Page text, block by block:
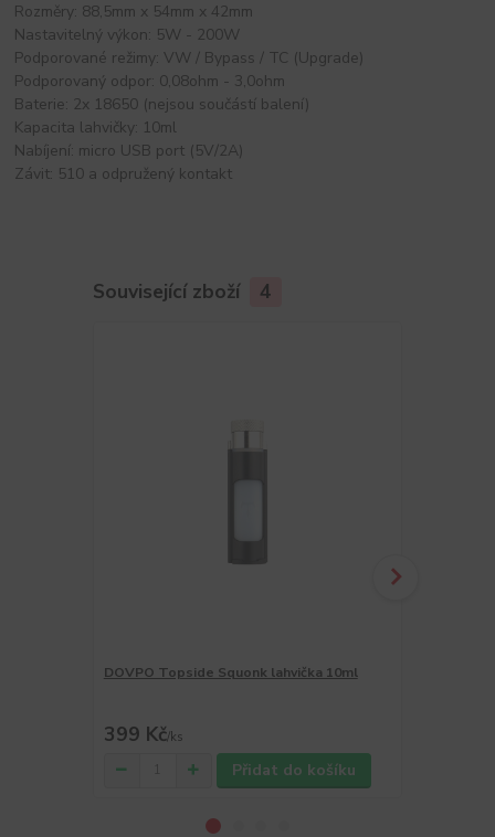
Rozměry: 88,5mm x 54mm x 42mm
Nastavitelný výkon: 5W - 200W
Podporované režimy: VW / Bypass / TC (Upgrade)
Podporovaný odpor: 0,08ohm - 3,0ohm
Baterie: 2x 18650 (nejsou součástí balení)
Kapacita lahvičky: 10ml
Nabíjení: micro USB port (5V/2A)
Závit: 510 a odpružený kontakt
Související zboží 4
DOVPO Topside Squonk lahvička 10ml
399 Kč/ks
Přidat do košíku